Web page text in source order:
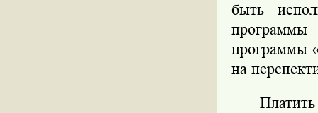
быть
программы
на